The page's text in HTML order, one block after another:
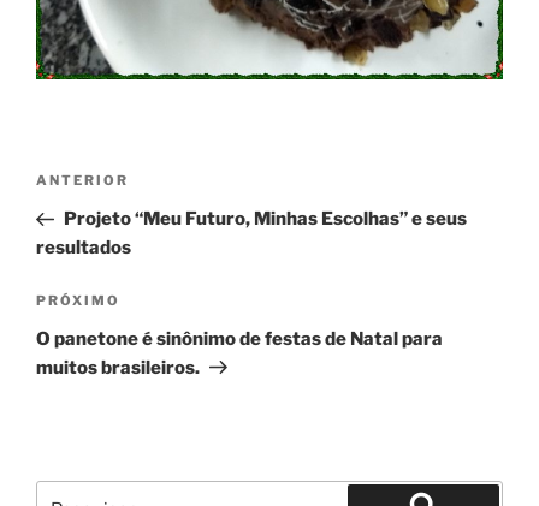
Navegação
Post
Post
anterior
ANTERIOR
Projeto “Meu Futuro, Minhas Escolhas” e seus
resultados
Próximo
post
PRÓXIMO
O panetone é sinônimo de festas de Natal para
muitos brasileiros.